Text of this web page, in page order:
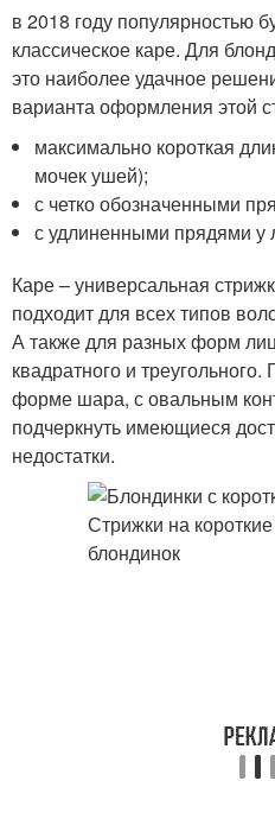
в 2018 году популярностью
классическое каре. Для
это наиболее удачное
варианта оформления этой
максимально короткая
мочек ушей);
с четко обозначенными
с удлиненными прядями у
Каре – универсальная
подходит для всех типов
А также для разных форм
квадратного и
форме шара, с овальным
подчеркнуть имеющиеся
недостатки.